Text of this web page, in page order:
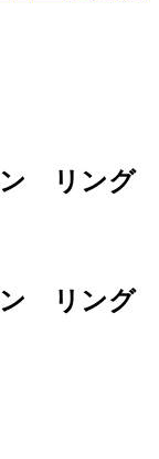
ン リング
ン リング